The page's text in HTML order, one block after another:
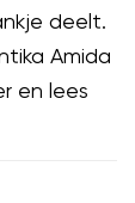
deelt.
Amida
en lees